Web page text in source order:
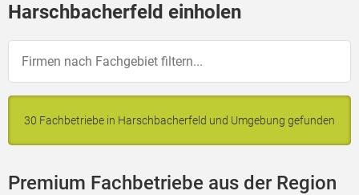
Harschbacherfeld einholen
30 Fachbetriebe in Harschbacherfeld und Umgebung gefunden
Premium Fachbetriebe aus der Region